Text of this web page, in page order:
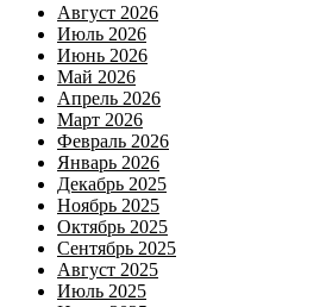
Август 2026
Июль 2026
Июнь 2026
Май 2026
Апрель 2026
Март 2026
Февраль 2026
Январь 2026
Декабрь 2025
Ноябрь 2025
Октябрь 2025
Сентябрь 2025
Август 2025
Июль 2025